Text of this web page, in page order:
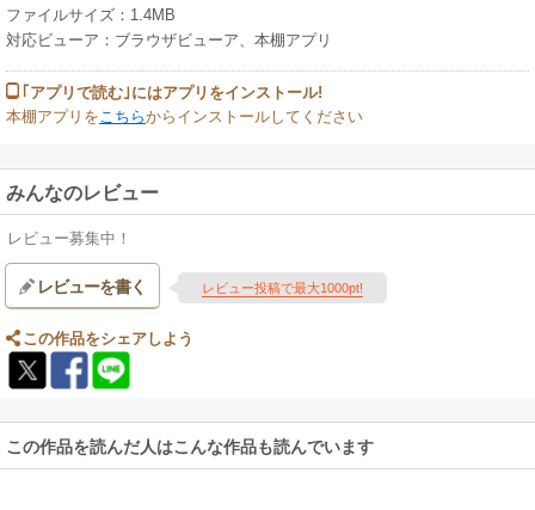
ファイルサイズ：1.4MB
対応ビューア：ブラウザビューア、本棚アプリ
｢アプリで読む｣にはアプリをインストール!
本棚アプリを こちらからインストールしてください
みんなのレビュー
レビュー募集中！
レビューを書く レビュー投稿で最大1000pt!
この作品をシェアしよう
この作品を読んだ人はこんな作品も読んでいます